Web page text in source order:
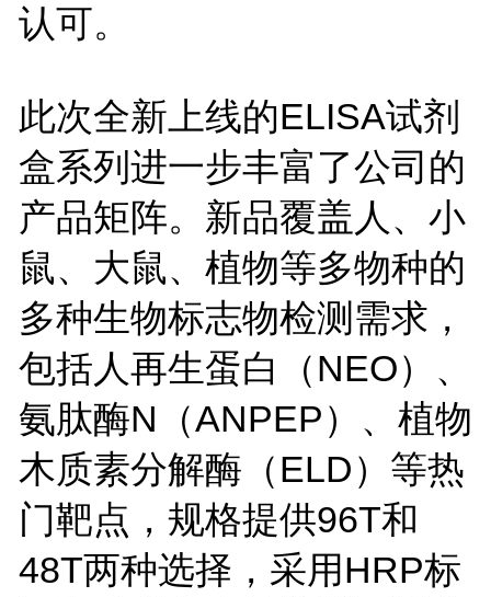
认可。
此次全新上线的ELISA试剂
盒系列进一步丰富了公司的
产品矩阵。新品覆盖人、小
鼠、大鼠、植物等多物种的
多种生物标志物检测需求，
包括人再生蛋白（NEO）、
氨肽酶N （ANPEP）、植物
木质素分解酶（ELD）等热
门靶点，规格提供96T和
48T两种选择，采用 HRP标